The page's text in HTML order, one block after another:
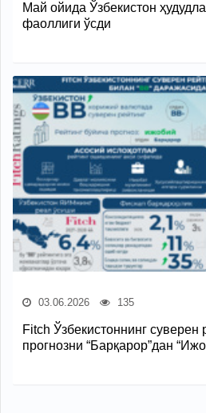
Май ойида Ўзбекистон
фаоллиги ўсди
03.06.2026 135
Fitch Ўзбекистоннинг суверен
прогнозни “Барқарор”дан